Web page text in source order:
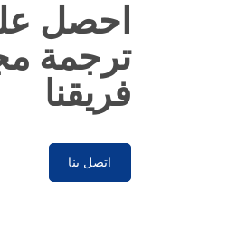
احصل
ترجمة
فريقنا
اتصل بنا